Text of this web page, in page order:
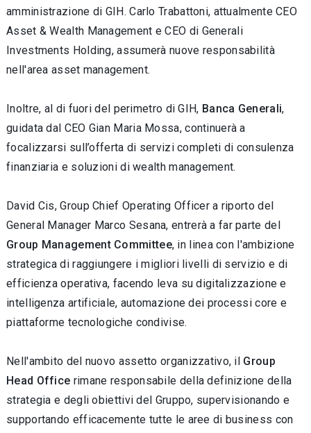
amministrazione di GIH. Carlo Trabattoni, attualmente CEO
Asset & Wealth Management e CEO di Generali
Investments Holding, assumerà nuove responsabilità
nell'area asset management.
Inoltre, al di fuori del perimetro di GIH, Banca Generali,
guidata dal CEO Gian Maria Mossa, continuerà a
focalizzarsi sull’offerta di servizi completi di consulenza
finanziaria e soluzioni di wealth management.
David Cis, Group Chief Operating Officer a riporto del
General Manager Marco Sesana, entrerà a far parte del
Group Management Committee, in linea con l'ambizione
strategica di raggiungere i migliori livelli di servizio e di
efficienza operativa, facendo leva su digitalizzazione e
intelligenza artificiale, automazione dei processi core e
piattaforme tecnologiche condivise.
Nell'ambito del nuovo assetto organizzativo, il Group
Head Office rimane responsabile della definizione della
strategia e degli obiettivi del Gruppo, supervisionando e
supportando efficacemente tutte le aree di business con